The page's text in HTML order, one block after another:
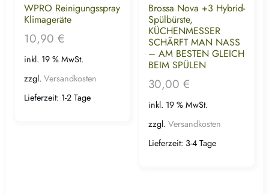
WPRO Reinigungsspray
Klimageräte
10,90 €
inkl. 19 % MwSt.
zzgl. Versandkosten
Lieferzeit: 1-2 Tage
Brossa Nova +3 Hybrid-
Spülbürste,
KÜCHENMESSER
SCHÄRFT MAN NASS
– AM BESTEN GLEICH
BEIM SPÜLEN
30,00 €
inkl. 19 % MwSt.
zzgl. Versandkosten
Lieferzeit: 3-4 Tage